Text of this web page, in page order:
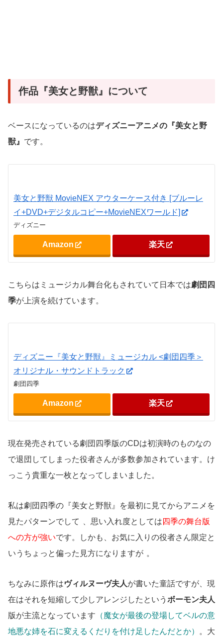
作品『美女と野獣』について
ベースになっているのはディズニーアニメの『美女と野
獣』 です。
美女と野獣 MovieNEX アウターケース付き [ブルーレ
イ+DVD+デジタルコピー+MovieNEXワールド]
ディズニー
Amazon 楽天
こちらはミュージカル舞台化もされていて日本では劇団四
季が上演を続けています。
ディズニー『美女と野獣』ミュージカル <劇団四季＞
オリジナル・サウンドトラック
劇団四季
Amazon 楽天
現在発売されている劇団四季版のCDは初演時のものなの
で退団してしまった役者さんが多数参加されています。け
っこう貴重な一枚となってしまいました。
私は劇団四季の『美女と野獣』を最初に見てからアニメを
見たパターンでして
、思い入れ度としては 四季の舞台版
への方が強いです。しかも、お気に入りの役者さん限定と
いうちょっと偏った見方になりますが 。
ちなみに原作はヴィルヌーヴ夫人が書いた童話ですが、現
在はそれを短縮して少しアレンジしたという ボーモン夫人
版が主流となっています （魔女が最後の登場してベルの意
地悪な姉を石に変えるくだりを付け足したんだとか）
。大